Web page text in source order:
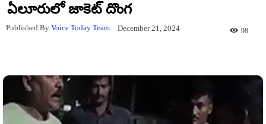
ఏలూరులో జాకెట్ దొంగ
Published By Voice Today Team December 21, 2024 98